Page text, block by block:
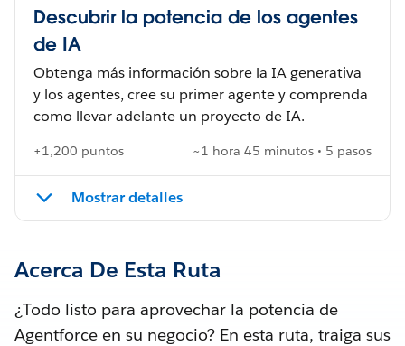
Descubrir la potencia de los agentes
de IA
Obtenga más información sobre la IA generativa
y los agentes, cree su primer agente y comprenda
como llevar adelante un proyecto de IA.
+1,200 puntos ~1 hora 45 minutos • 5 pasos
Mostrar detalles
Acerca De Esta Ruta
¿Todo listo para aprovechar la potencia de
Agentforce en su negocio? En esta ruta, traiga sus